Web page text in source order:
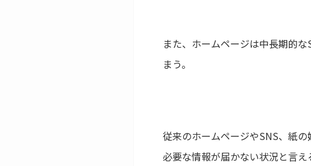
また、ホームページは中長期的
まう。
従来のホームページやSNS、紙
必要な情報が届かない状況と言え